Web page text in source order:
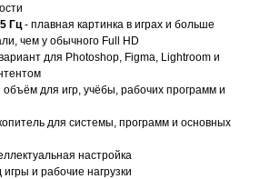
Гц- плавная картинка в играх и больше
чем у обычного Full HD
для Photoshop, Figma, Lightroom и
для игр, учёбы, рабочих программ и
для системы, программ и основных
настройка
и рабочие нагрузки